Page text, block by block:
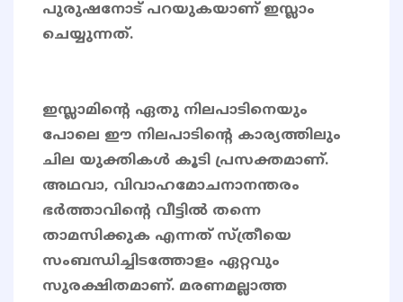
പുരുഷനോട് പറയുകയാണ് ഇസ്ലാം
ചെയ്യുന്നത്.
ഇസ്ലാമിൻ്റെ ഏതു നിലപാടിനെയും
പോലെ ഈ നിലപാടിന്റെ കാര്യത്തിലും
ചില യുക്തികൾ കൂടി പ്രസക്തമാണ്.
അഥവാ, വിവാഹമോചനാനന്തരം
ഭർത്താവിന്റെ വീട്ടിൽ തന്നെ
താമസിക്കുക എന്നത് സ്ത്രീയെ
സംബന്ധിച്ചിടത്തോളം ഏറ്റവും
സുരക്ഷിതമാണ്. മരണമല്ലാത്ത